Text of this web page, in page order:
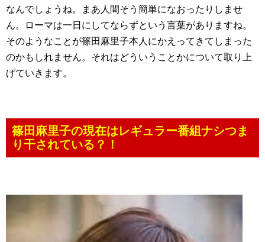
なんでしょうね。まあ人間そう簡単になおったりしませ
ん。ローマは一日にしてならずという言葉がありますね。
そのようなことが篠田麻里子本人にかえってきてしまった
のかもしれません。それはどういうことかについて取り上
げていきます。
篠田麻里子の現在はレギュラー番組ナシつま
り干されている？！